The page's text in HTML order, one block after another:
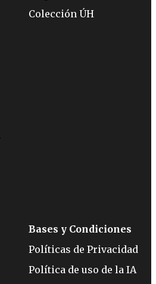
Colección ÚH
Bases y Condiciones
Políticas de Privacidad
Política de uso de la IA